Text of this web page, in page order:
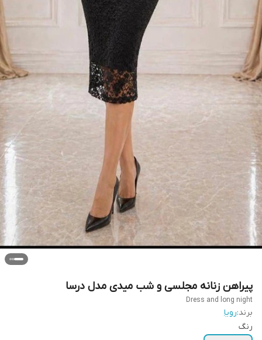
پیراهن زنانه مجلسی و شب میدی مدل درسا
Dress and long night
برند:رویا
رنگ